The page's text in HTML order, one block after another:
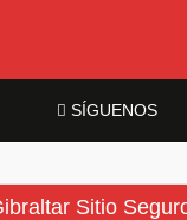
SÍGUENOS
Sitio